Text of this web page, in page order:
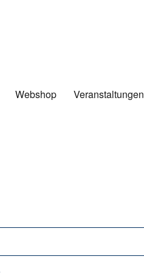
Webshop Veranstaltungen